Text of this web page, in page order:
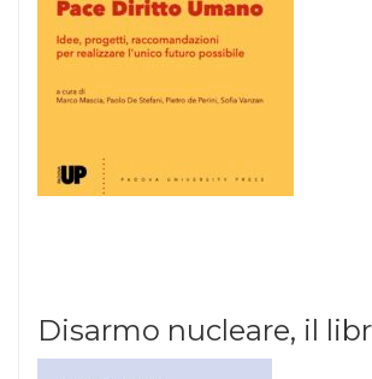
Disarmo nucleare, il